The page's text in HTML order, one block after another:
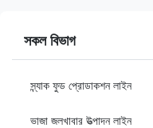
সকল বিভাগ
স্ন্যাক ফুড প্রোডাকশন লাইন
ভাজা জলখাবার উত্পাদন লাইন